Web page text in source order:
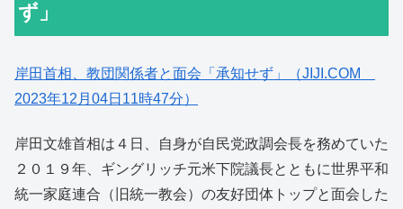
ず」
岸田首相、教団関係者と面会「承知せず」（JIJI.COM
2023年12月04日11時47分）
岸田文雄首相は４日、自身が自民党政調会長を務めていた
２０１９年、ギングリッチ元米下院議長とともに世界平和
統一家庭連合（旧統一教会）の友好団体トップと面会した